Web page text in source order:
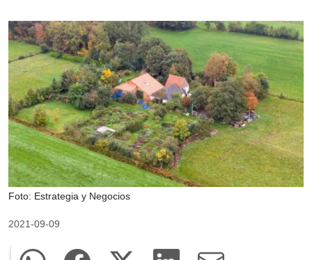
Foto: Estrategia y Negocios
2021-09-09